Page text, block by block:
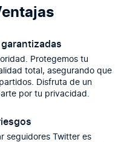
Protegemos tu
total, asegurando que
Disfruta de un
por tu privacidad.
seguidores Twitter es